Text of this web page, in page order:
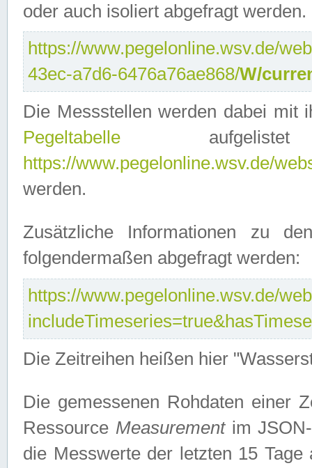
oder auch isoliert abgefragt werden.
https://www.pegelonline.wsv.de/
43ec-a7d6-6476a76ae868/W/
Die Messstellen werden dabei mit
Pegeltabelle
https://www.pegelonline.wsv.de/
werden.
Zusätzliche Informationen zu
folgendermaßen abgefragt werden:
https://www.pegelonline.wsv.de/
Die Zeitreihen heißen hier
Die gemessenen Rohdaten einer
Ressource Measurementim JSON-
die Messwerte der letzten 15